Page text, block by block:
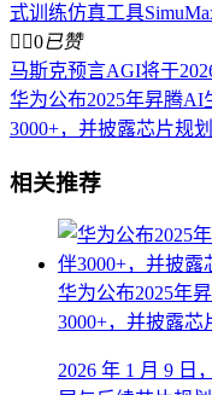
式训练仿真工具
 0已赞
马斯克预言AGI将于
华为公布2025年昇腾AI
3000+，并披露芯片规划
相关推荐
华为公布2025年
3000+，并披露芯
2026 年 1 月 9 日